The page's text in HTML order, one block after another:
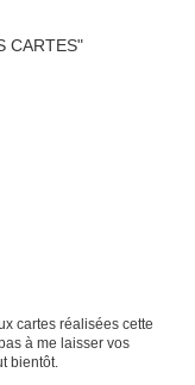
cartes réalisées cette
à me laisser vos
bientôt.